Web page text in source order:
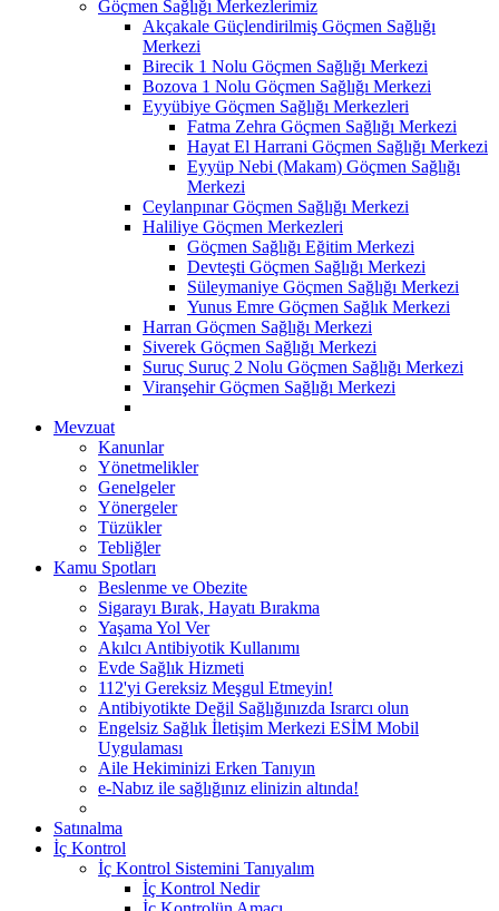
Göçmen Sağlığı Merkezlerimiz
Akçakale Güçlendirilmiş Göçmen Sağlığı
Merkezi
Birecik 1 Nolu Göçmen Sağlığı Merkezi
Bozova 1 Nolu Göçmen Sağlığı Merkezi
Eyyübiye Göçmen Sağlığı Merkezleri
Fatma Zehra Göçmen Sağlığı Merkezi
Hayat El Harrani Göçmen Sağlığı Merkezi
Eyyüp Nebi (Makam) Göçmen Sağlığı
Merkezi
Ceylanpınar Göçmen Sağlığı Merkezi
Haliliye Göçmen Merkezleri
Göçmen Sağlığı Eğitim Merkezi
Devteşti Göçmen Sağlığı Merkezi
Süleymaniye Göçmen Sağlığı Merkezi
Yunus Emre Göçmen Sağlık Merkezi
Harran Göçmen Sağlığı Merkezi
Siverek Göçmen Sağlığı Merkezi
Suruç Suruç 2 Nolu Göçmen Sağlığı Merkezi
Viranşehir Göçmen Sağlığı Merkezi
Mevzuat
Kanunlar
Yönetmelikler
Genelgeler
Yönergeler
Tüzükler
Tebliğler
Kamu Spotları
Beslenme ve Obezite
Sigarayı Bırak, Hayatı Bırakma
Yaşama Yol Ver
Akılcı Antibiyotik Kullanımı
Evde Sağlık Hizmeti
112'yi Gereksiz Meşgul Etmeyin!
Antibiyotikte Değil Sağlığınızda Israrcı olun
Engelsiz Sağlık İletişim Merkezi ESİM Mobil
Uygulaması
Aile Hekiminizi Erken Tanıyın
e-Nabız ile sağlığınız elinizin altında!
Satınalma
İç Kontrol
İç Kontrol Sistemini Tanıyalım
İç Kontrol Nedir